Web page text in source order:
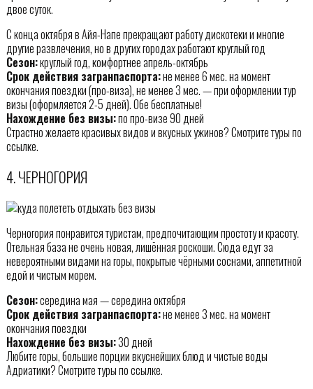
двое суток.
С конца октября в Айя-Напе прекращают работу дискотеки и многие
другие развлечения, но в других городах работают круглый год
Сезон:круглый год, комфортнее апрель-октябрь
Срок действия загранпаспорта:не менее 6 мес. на момент
окончания поездки (про-виза), не менее 3 мес. — при оформлении тур
визы (оформляется 2-5 дней). Обе бесплатные!
Нахождение без визы:по про-визе 90 дней
Страстно желаете красивых видов и вкусных ужинов? Смотрите туры по
ссылке.
4. ЧЕРНОГОРИЯ
Черногория понравится туристам, предпочитающим простоту и красоту.
Отельная база не очень новая, лишённая роскоши. Сюда едут за
невероятными видами на горы, покрытые чёрными соснами, аппетитной
едой и чистым морем.
Сезон:середина мая — середина октября
Срок действия загранпаспорта:не менее 3 мес. на момент
окончания поездки
Нахождение без визы:30 дней
Любите горы, большие порции вкуснейших блюд и чистые воды
Адриатики? Смотрите туры по ссылке.